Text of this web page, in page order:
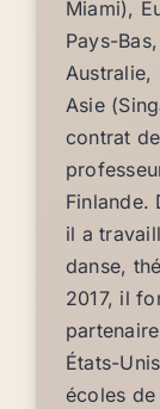
Miami),
Pays-
Australie,
Asie
contrat
Finlande.
il a
danse,
2017, il
États-
écoles